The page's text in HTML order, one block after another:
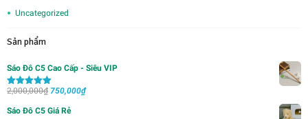
Uncategorized
Sản phẩm
Sáo Đô C5 Cao Cấp - Siêu VIP
Được xếp
sao
2,000,000₫ Giá
750,000₫Giá
Sáo Đô C5 Giá Rẻ